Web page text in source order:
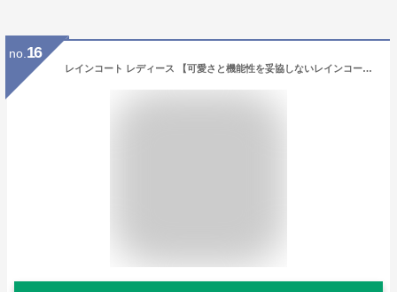
no. 16
レインコート レディース 【可愛さと機能性を妥協しないレインコート】 レインポンチョ レインスーツ レインウェア ロング丈 長い 自転車 お洒落 かわいい 可愛い 大きいサイズ オーバーサイズ 収納袋つき 撥水 ハイポンチョ ママ ロング丈 ポケット付き